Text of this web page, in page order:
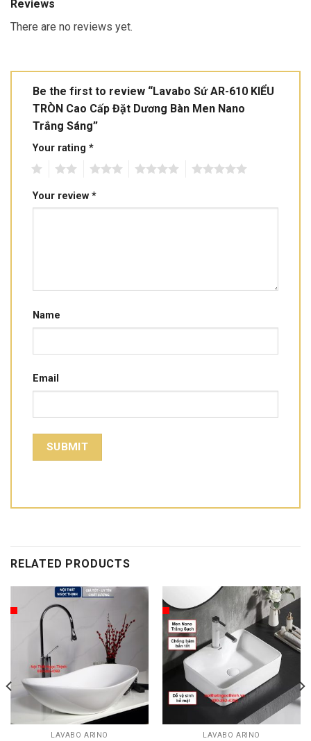
Reviews
There are no reviews yet.
Be the first to review “Lavabo Sứ AR-610 KIỂU
TRÒN Cao Cấp Đặt Dương Bàn Men Nano
Trắng Sáng”
Your rating *
Your review *
Name
Email
RELATED PRODUCTS
LAVABO ARINO LAVABO ARINO